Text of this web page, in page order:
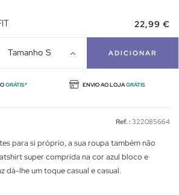
22,99 €
Tamanho S ADICIONAR
GRÁTIS* ENVIO AO LOJAGRÁTIS
Ref. : 322085664
para si próprio, a sua roupa também não
super comprida na cor azul bloco e
dá-lhe um toque casual e casual.